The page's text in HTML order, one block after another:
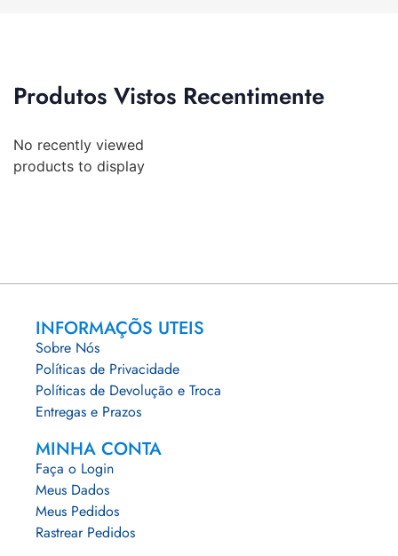
Produtos Vistos Recentimente
No recently viewed
products to display
INFORMAÇÕS UTEIS
Sobre Nós
Políticas de Privacidade
Políticas de Devolução e Troca
Entregas e Prazos
MINHA CONTA
Faça o Login
Meus Dados
Meus Pedidos
Rastrear Pedidos